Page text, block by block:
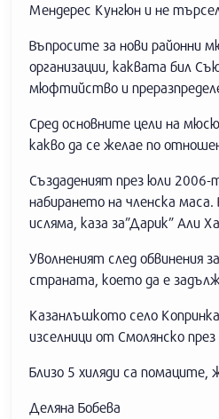
Мендерес Кунгюн и не
Въпросите за нови районни
организации, каквата бил
мюфтийство и
Сред основните цели на
какво да се желае по
Създаденият през юли
набирането на членска
исляма, каза за”Дарик” Али
Уволненият след обвинения
страната, което да е
Казанлъшкото село
изселници от Смолянско
Близо 5 хиляди са помаците,
Деляна Бобева